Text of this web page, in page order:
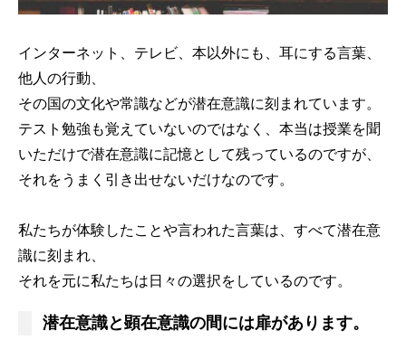
インターネット、テレビ、本以外にも、耳にする言葉、
他人の行動、
その国の文化や常識などが潜在意識に刻まれています。
テスト勉強も覚えていないのではなく、本当は授業を聞
いただけで潜在意識に記憶として残っているのですが、
それをうまく引き出せないだけなのです。
私たちが体験したことや言われた言葉は、すべて潜在意
識に刻まれ、
それを元に私たちは日々の選択をしているのです。
潜在意識と顕在意識の間には扉があります。